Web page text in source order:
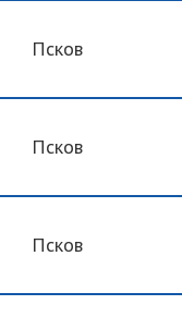
Псков
Псков
Псков